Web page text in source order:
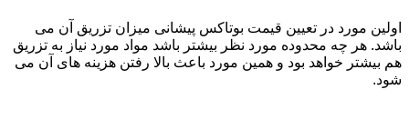
اولین مورد در تعیین قیمت بوتاکس پیشانی میزان تزریق آن می
باشد. هر چه محدوده مورد نظر بیشتر باشد مواد مورد نیاز به تزریق
هم بیشتر خواهد بود و همین مورد باعث بالا رفتن هزینه های آن می
شود.